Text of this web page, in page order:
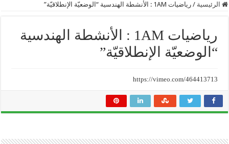
الرئيسية / رياضيات 1AM : الأنشطة الهندسية “الوضعيّة الإنطلاقيّة”
رياضيات 1AM : الأنشطة الهندسية
“الوضعيّة الإنطلاقيّة”
https://vimeo.com/464413713